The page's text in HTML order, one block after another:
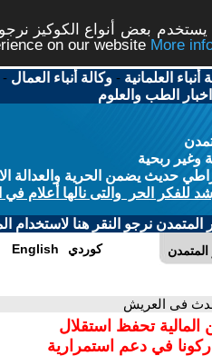
بعض أنواع الكوكيز
on our website
أنباء العلمانية -وكالة أنباء العمال
اخبار الطب والعلوم
وغير ربحية
حديث يضمن الحرية والعدالة
للفكر الحر والتى نالها أعلام في
نرجو النقر هنا لاستخدام
المتمدن English كوردي
فى العريش
المالية تحفظ استقلال
في دعم استمرارية